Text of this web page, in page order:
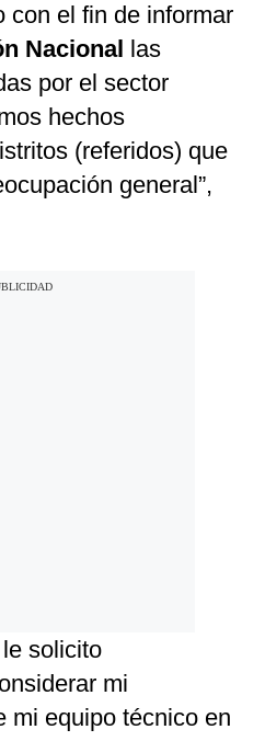
con el fin de informar
Nacional las
por el sector
hechos
(referidos) que
general”,
solicito
mi
mi equipo técnico en